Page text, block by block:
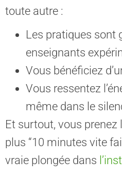
toute autre :
Les pratiques sont
enseignants
Vous bénéficiez
Vous ressentez
même dans le
Et surtout, vous prenez
plus “10 minutes vite
vraie plongée dans